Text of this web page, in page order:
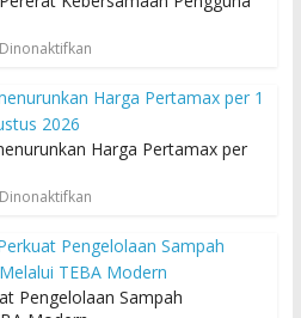
Harga Pertamax per
Pengelolaan Sampah